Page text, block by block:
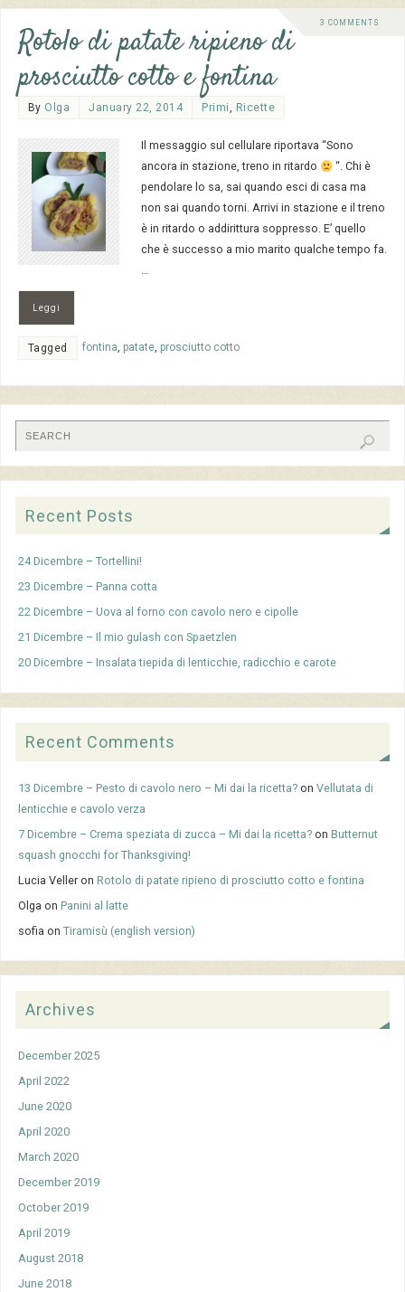
3 COMMENTS
Rotolo di patate ripieno di
prosciutto cotto e fontina
By Olga January 22, 2014 Primi, Ricette
Il messaggio sul cellulare riportava “Sono
ancora in stazione, treno in ritardo
“. Chi è
pendolare lo sa, sai quando esci di casa ma
non sai quando torni. Arrivi in stazione e il treno
è in ritardo o addirittura soppresso. E’ quello
che è successo a mio marito qualche tempo fa.
…
Leggi
Tagged fontina patate, prosciutto cotto
Recent Posts
24 Dicembre – Tortellini!
23 Dicembre – Panna cotta
22 Dicembre – Uova al forno con cavolo nero e cipolle
21 Dicembre – Il mio gulash con Spaetzlen
20 Dicembre – Insalata tiepida di lenticchie, radicchio e carote
Recent Comments
13 Dicembre – Pesto di cavolo nero – Mi dai la ricetta? onVellutata di
lenticchie e cavolo verza
7 Dicembre – Crema speziata di zucca – Mi dai la ricetta? onButternut
squash gnocchi for Thanksgiving!
Lucia Veller onRotolo di patate ripieno di prosciutto cotto e fontina
Olga onPanini al latte
sofia onTiramisù (english version)
Archives
December 2025
April 2022
June 2020
April 2020
March 2020
December 2019
October 2019
April 2019
August 2018
June 2018